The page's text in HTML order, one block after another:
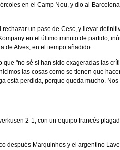
en el Camp Nou, y dio al
rechazar un pase de Cesc, y llevar
en el último minuto de partido,
de Alves, en el tiempo añadido.
que "no sé si han sido exageradas las
las cosas como se tienen que
está perdida, porque queda mucho.
2-1, con un equipo francés
después Marquinhos y el argentino